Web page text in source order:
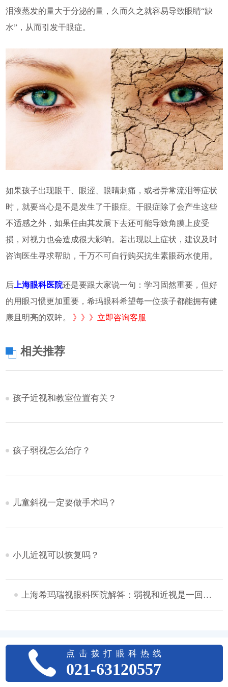
泪液蒸发的量大于分泌的量，久而久之就容易导致眼睛“缺
水”，从而引发干眼症。
如果孩子出现眼干、眼涩、眼睛刺痛，或者异常流泪等症状
时，就要当心是不是发生了干眼症。干眼症除了会产生这些
不适感之外，如果任由其发展下去还可能导致角膜上皮受
损，对视力也会造成很大影响。若出现以上症状，建议及时
咨询医生寻求帮助，千万不可自行购买抗生素眼药水使用。
后上海眼科医院还是要跟大家说一句：学习固然重要，但好
的用眼习惯更加重要，希玛眼科希望每一位孩子都能拥有健
康且明亮的双眸。 》》》立即咨询客服
相关推荐
孩子近视和教室位置有关？
孩子弱视怎么治疗？
儿童斜视一定要做手术吗？
小儿近视可以恢复吗？
上海希玛瑞视眼科医院解答：弱视和近视是一回事吗？
点击拨打眼科热线
021-63120557